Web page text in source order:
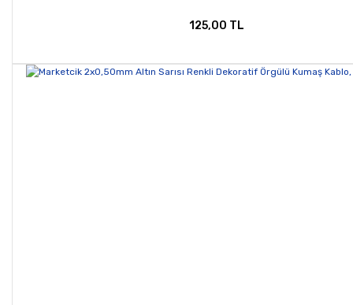
125,00 TL